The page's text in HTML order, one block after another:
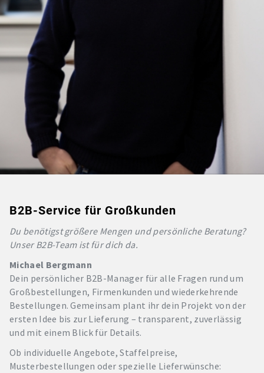
B2B-Service für Großkunden
Du benötigst größere Mengen und persönliche Beratung?
Unser B2B-Team ist für dich da.
Michael Bergmann
Dein persönlicher B2B-Manager für alle Fragen rund um
Großbestellungen, Firmenkunden und wiederkehrende
Bestellungen. Gemeinsam plant ihr dein Projekt von der
ersten Idee bis zur Lieferung – transparent, zuverlässig
und mit einem Blick für Details.
Ob individuelle Angebote, Staffelpreise,
Musterbestellungen oder spezielle Lieferwünsche: